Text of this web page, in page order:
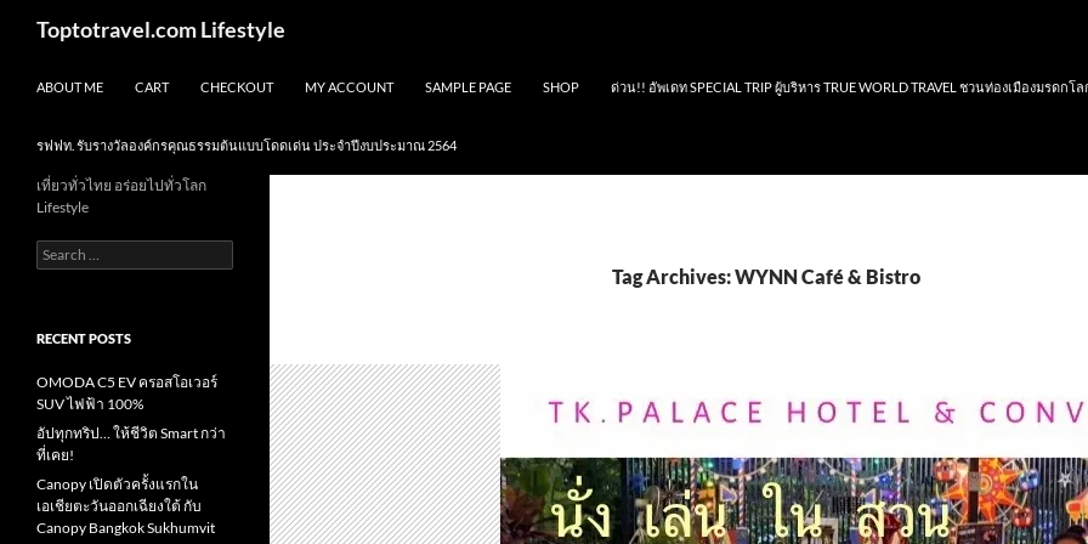
Toptotravel.com Lifestyle
ABOUT ME CART CHECKOUT MY ACCOUNT SAMPLE PAGE SHOP ด่วน!! อัพเดท SPECIAL TRIP ผู้บริหาร TRUE WORLD TRAVEL ชวนท่องเมืองมรดกโล
รฟฟท. รับรางวัลองค์กรคุณธรรมต้นแบบโดดเด่น ประจำปีงบประมาณ 2564
Tag Archives: WYNN Café & Bistro
เที่ยวทั่วไทย อร่อยไปทั่วโลก
Lifestyle
Search
for:
RECENT POSTS
OMODA C5 EV ครอสโอเวอร์
SUV ไฟฟ้า 100%
อัปทุกทริป… ให้ชีวิต Smart กว่า
ที่เคย!
Canopy เปิดตัวครั้งแรกใน
เอเชียตะวันออกเฉียงใต้ กับ
Canopy Bangkok Sukhumvit